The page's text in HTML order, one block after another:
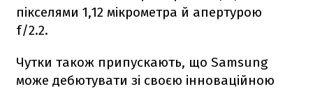
пікселями 1,12 мікрометра й апертурою
f/2.2.
Чутки також припускають, що Samsung
може дебютувати зі своєю інноваційною